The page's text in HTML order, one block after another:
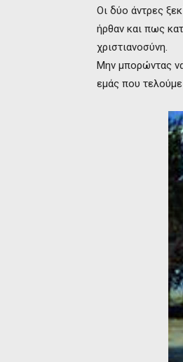
Οι δύο άντρες
ήρθαν και πως
χριστιανοσύνη.
Μην μπορώντας
εμάς που τελούμε